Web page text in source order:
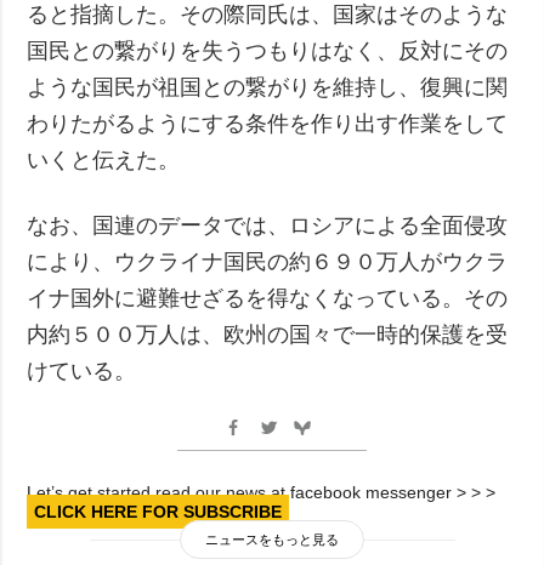
ると指摘した。その際同氏は、国家はそのような
国民との繋がりを失うつもりはなく、反対にその
ような国民が祖国との繋がりを維持し、復興に関
わりたがるようにする条件を作り出す作業をして
いくと伝えた。
なお、国連のデータでは、ロシアによる全面侵攻
により、ウクライナ国民の約６９０万人がウクラ
イナ国外に避難せざるを得なくなっている。その
内約５００万人は、欧州の国々で一時的保護を受
けている。
Let’s get started read our news at facebook messenger > > >
CLICK HERE FOR SUBSCRIBE
ニュースをもっと見る